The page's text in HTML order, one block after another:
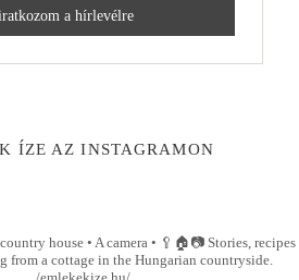
ÍZE AZ INSTAGRAMON
house • A camera • 🥄🏠📷Stories, recipes
from a cottage in the Hungarian countryside.